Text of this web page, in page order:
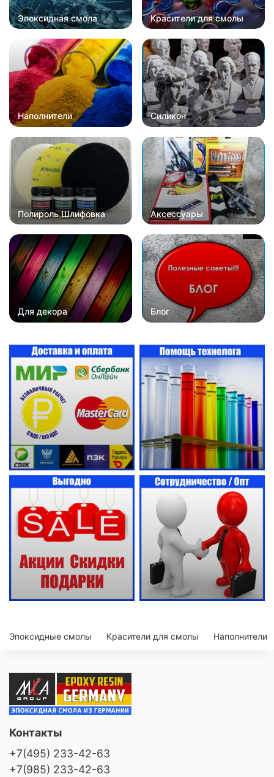
Эпоксидная смола Красители для смолы
Наполнители Силикон
Полироль Шлифовка Аксессуары
Для декора Блог
Эпоксидные смолы Красители для смолы Наполнители
Контакты
+7(495) 233-42-63
+7(985) 233-42-63